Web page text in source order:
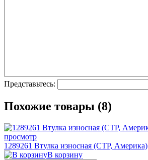
Представьтесь:
Похожие товары (8)
просмотр
1289261 Втулка износная (CTP, Америка)
В корзину